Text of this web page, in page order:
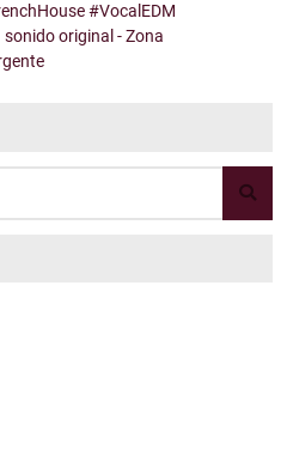
#VocalEDM
original - Zona